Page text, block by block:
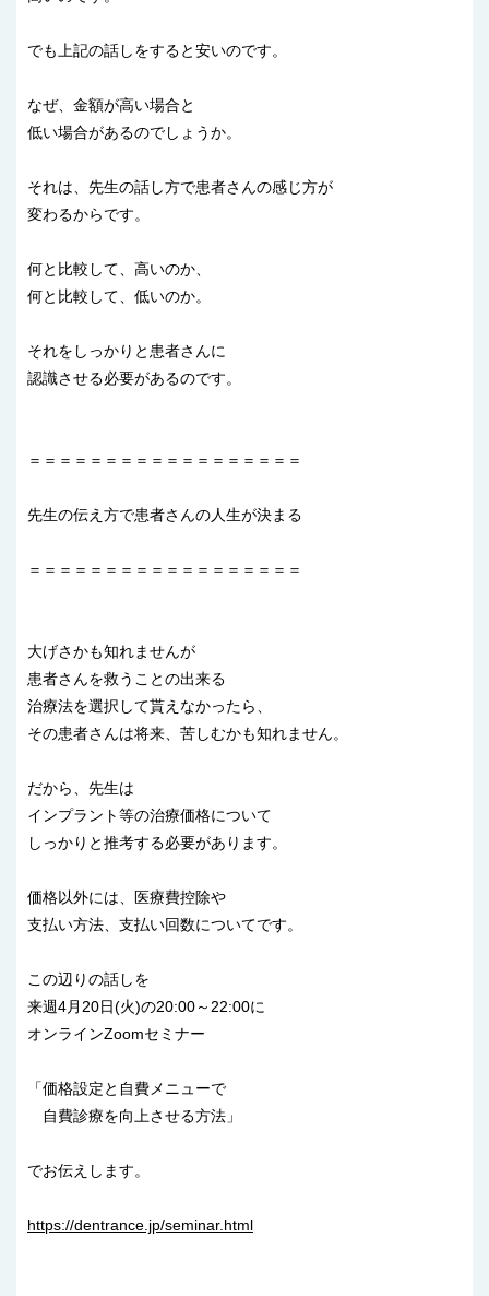
でも上記の話しをすると安いのです。
なぜ、金額が高い場合と
低い場合があるのでしょうか。
それは、先生の話し方で患者さんの感じ方が
変わるからです。
何と比較して、高いのか、
何と比較して、低いのか。
それをしっかりと患者さんに
認識させる必要があるのです。
＝＝＝＝＝＝＝＝＝＝＝＝＝＝＝＝＝＝
先生の伝え方で患者さんの人生が決まる
＝＝＝＝＝＝＝＝＝＝＝＝＝＝＝＝＝＝
大げさかも知れませんが
患者さんを救うことの出来る
治療法を選択して貰えなかったら、
その患者さんは将来、苦しむかも知れません。
だから、先生は
インプラント等の治療価格について
しっかりと推考する必要があります。
価格以外には、医療費控除や
支払い方法、支払い回数についてです。
この辺りの話しを
来週4月20日(火)の20:00～22:00に
オンラインZoomセミナー
「価格設定と自費メニューで
自費診療を向上させる方法」
でお伝えします。
https://dentrance.jp/seminar.html